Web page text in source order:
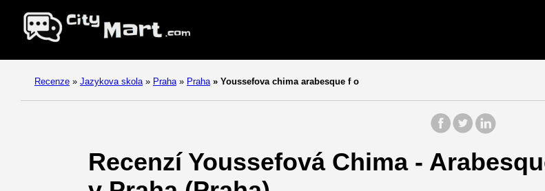
Recenze » Jazykova skola » Praha » Praha » Youssefova chima arabesque f o
Recenzí Youssefová Chima -